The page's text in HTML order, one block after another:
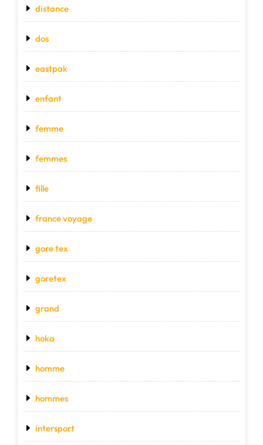
distance
dos
eastpak
enfant
femme
femmes
fille
france voyage
gore tex
goretex
grand
hoka
homme
hommes
intersport